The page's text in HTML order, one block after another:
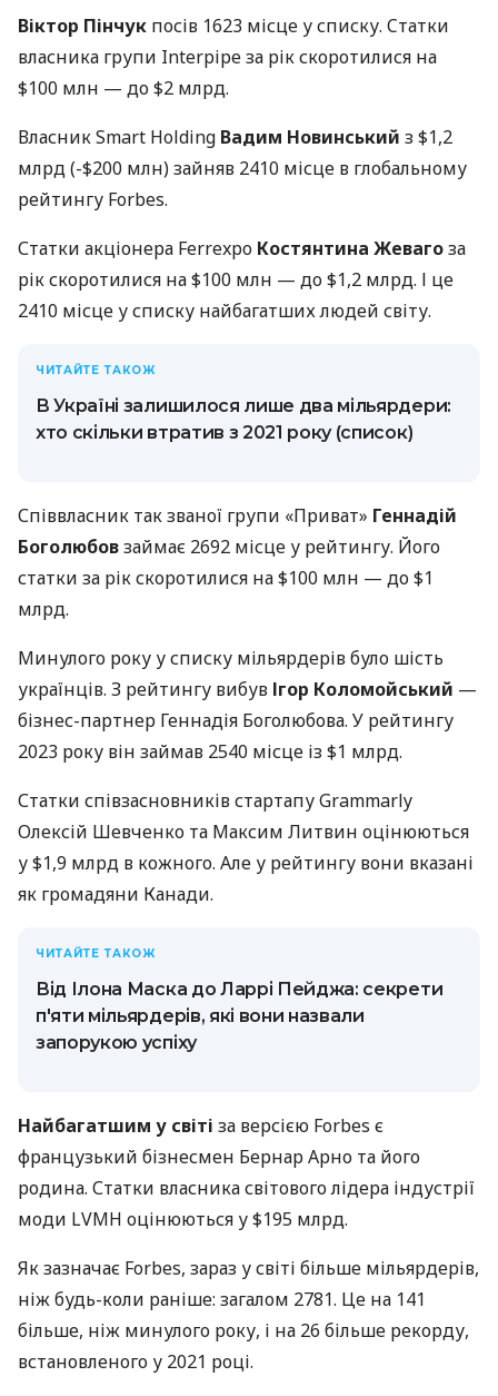
Віктор Пінчук посів 1623 місце у списку. Cтатки
власника групи Interpipe за рік скоротилися на
$100 млн — до $2 млрд.
Власник Smart Holding Вадим Новинський з $1,2
млрд (-$200 млн) зайняв 2410 місце в глобальному
рейтингу Forbes.
Статки акціонера Ferrexpo Костянтина Жевагоза
рік скоротилися на $100 млн — до $1,2 млрд. І це
2410 місце у списку найбагатших людей світу.
ЧИТАЙТЕ ТАКОЖ
В Україні залишилося лише два мільярдери:
хто скільки втратив з 2021 року (список)
Співвласник так званої групи «Приват» Геннадій
Боголюбовзаймає 2692 місце у рейтингу. Його
статки за рік скоротилися на $100 млн — до $1
млрд.
Минулого року у списку мільярдерів було шість
українців. З рейтингу вибув Ігор Коломойський —
бізнес-партнер Геннадія Боголюбова. У рейтингу
2023 року він займав 2540 місце із $1 млрд.
Статки співзасновників стартапу Grammarly
Олексій Шевченко та Максим Литвин оцінюються
у $1,9 млрд в кожного. Але у рейтингу вони вказані
як громадяни Канади.
ЧИТАЙТЕ ТАКОЖ
Від Ілона Маска до Ларрі Пейджа: секрети
п'яти мільярдерів, які вони назвали
запорукою успіху
Найбагатшим у світі за версією Forbes є
французький бізнесмен Бернар Арно та його
родина. Статки власника світового лідера індустрії
моди LVMH оцінюються у $195 млрд.
Як зазначає Forbes, зараз у світі більше мільярдерів,
ніж будь-коли раніше: загалом 2781. Це на 141
більше, ніж минулого року, і на 26 більше рекорду,
встановленого у 2021 році.